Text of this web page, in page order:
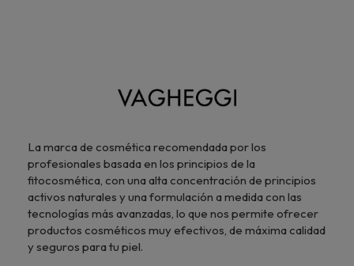
La marca de cosmética recomendada por los
profesionales basada en los principios de la
fitocosmética, con una alta concentración de principios
activos naturales y una formulación a medida con las
tecnologías más avanzadas, lo que nos permite ofrecer
productos cosméticos muy efectivos, de máxima calidad
y seguros para tu piel.